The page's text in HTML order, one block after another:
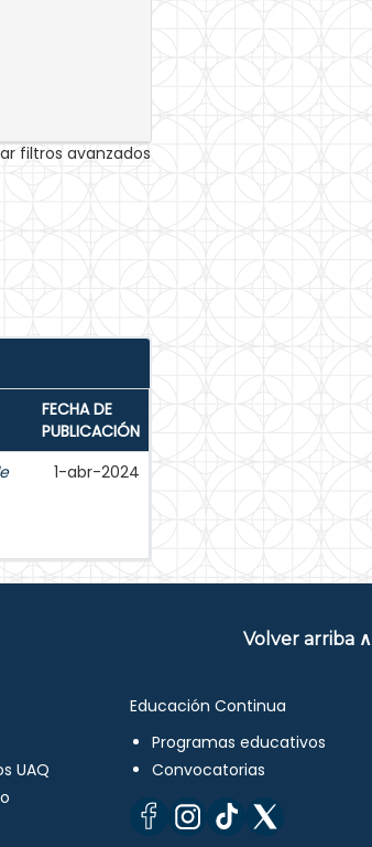
filtros avanzados
FECHA DE
PUBLICACIÓN
1-abr-2024
Volver arriba ∧
UAQ
Educación Continua
Programas educativos
Convocatorias